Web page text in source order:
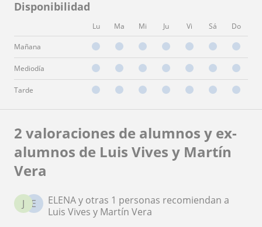
Disponibilidad
Lu Ma Mi Ju Vi Sá Do
Mañana
Mediodía
Tarde
2 valoraciones de alumnos y ex-
alumnos de Luis Vives y Martín
Vera
E
J
ELENA y otras 1 personas recomiendan a
Luis Vives y Martín Vera